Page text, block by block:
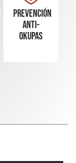
Prevención
Anti-
Okupas